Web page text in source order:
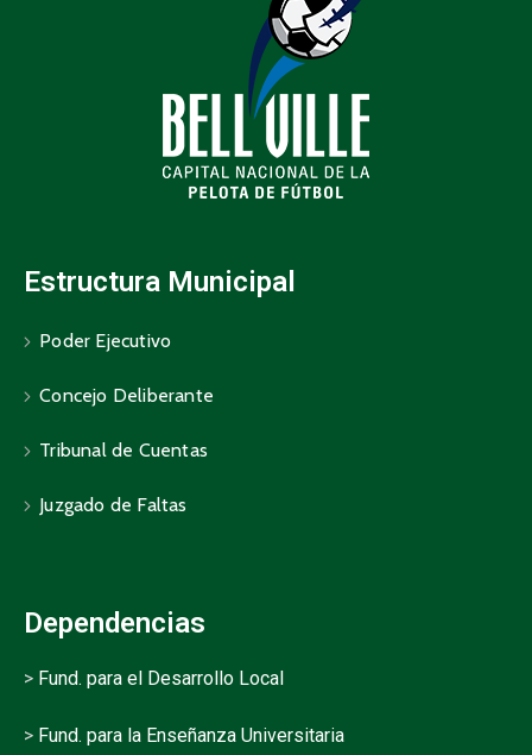
Estructura Municipal
Poder Ejecutivo
Concejo Deliberante
Tribunal de Cuentas
Juzgado de Faltas
Dependencias
> Fund. para el Desarrollo Local
> Fund. para la Enseñanza Universitaria